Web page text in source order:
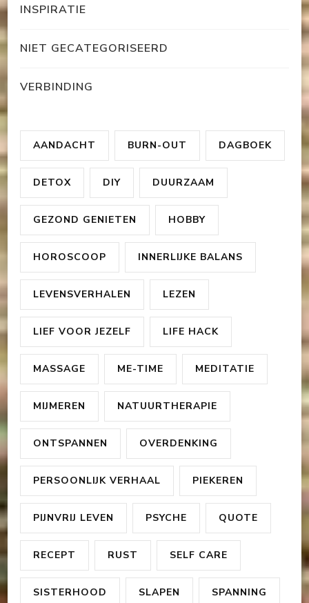
INSPIRATIE
NIET GECATEGORISEERD
VERBINDING
AANDACHT BURN-OUT DAGBOEK
DETOX DIY DUURZAAM
GEZOND GENIETEN HOBBY
HOROSCOOP INNERLIJKE BALANS
LEVENSVERHALEN LEZEN
LIEF VOOR JEZELF LIFE HACK
MASSAGE ME-TIME MEDITATIE
MIJMEREN NATUURTHERAPIE
ONTSPANNEN OVERDENKING
PERSOONLIJK VERHAAL PIEKEREN
PIJNVRIJ LEVEN PSYCHE QUOTE
RECEPT RUST SELF CARE
SISTERHOOD SLAPEN SPANNING